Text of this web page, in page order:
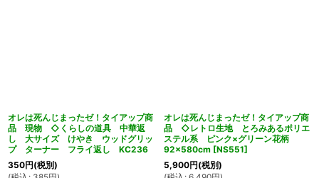
オレは死んじまったゼ！タイアップ商
品 現物 ◇くらしの道具 中華返
し 大サイズ けやき ウッドグリッ
プ ターナー フライ返し KC236
350円(税別)
オレは死んじまったゼ！タイアップ商
品 ◇レトロ生地 とろみあるポリエ
ステル系 ピンク×グリーン花柄
92×580cm [NS551]
5,900円(税別)